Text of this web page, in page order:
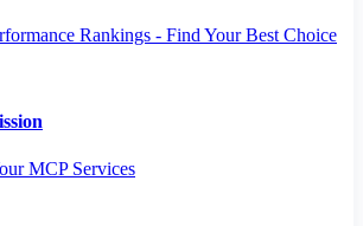
Rankings - Find Your Best Choice
MCP Services